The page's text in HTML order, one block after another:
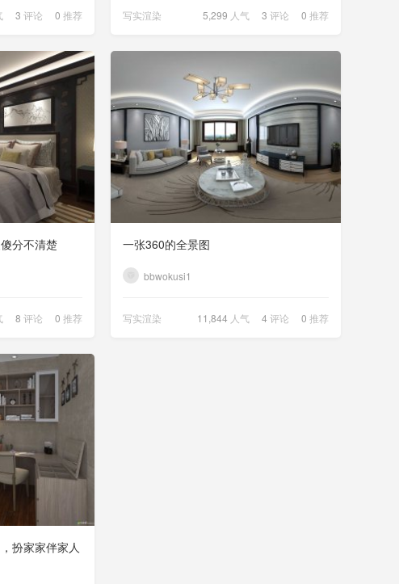
3 评论 0 推荐 写实渲染 5,299 人气 3 评论 0 推荐
分不清楚
8 评论 0 推荐
一张360的全景图
bbwokusi1
写实渲染 11,844 人气 4 评论 0 推荐
扮家家伴家人